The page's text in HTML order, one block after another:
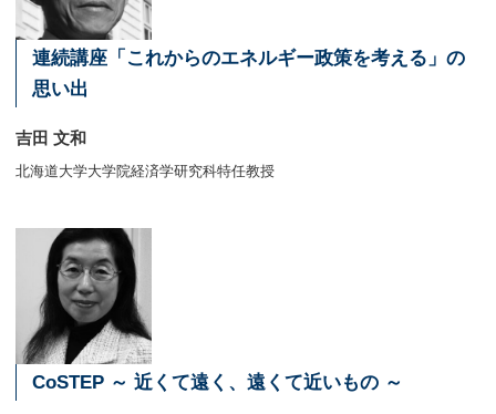
連続講座「これからのエネルギー政策を考える」の
思い出
吉田 文和
北海道大学大学院経済学研究科特任教授
CoSTEP ～ 近くて遠く、遠くて近いもの ～